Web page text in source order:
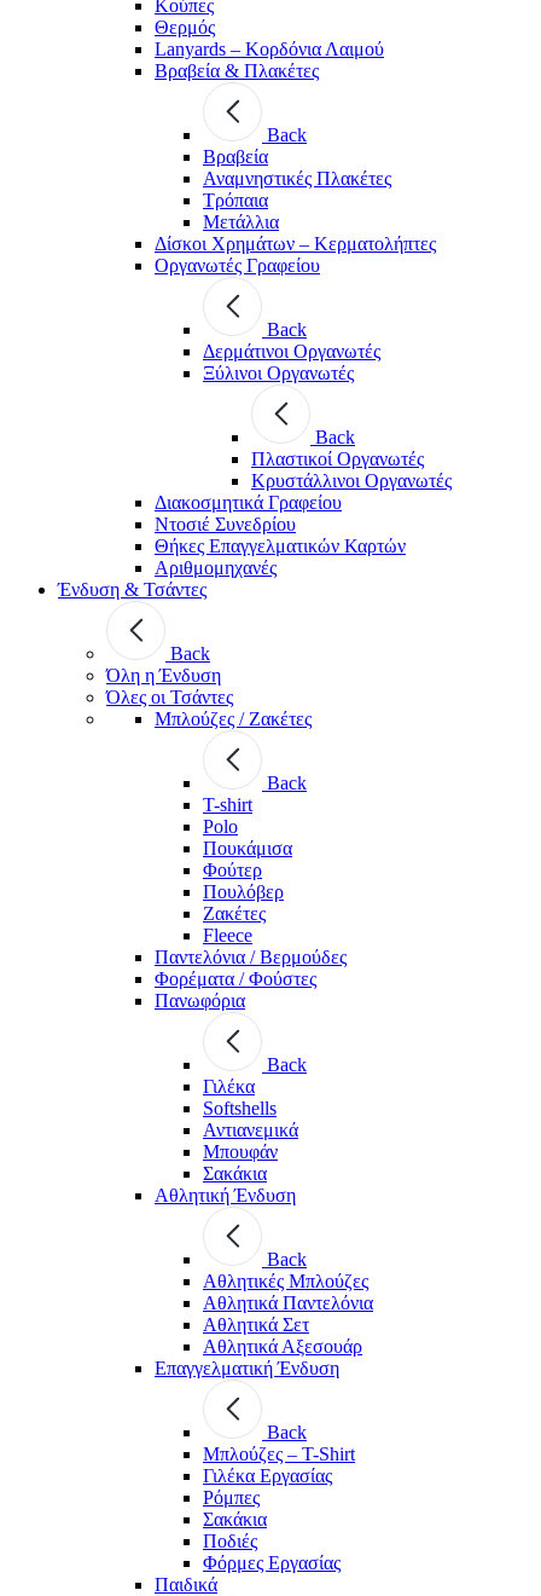
Κούπες
Θερμός
Lanyards – Kορδόνια Λαιμού
Βραβεία & Πλακέτες
Back
Βραβεία
Αναμνηστικές Πλακέτες
Τρόπαια
Μετάλλια
Δίσκοι Χρημάτων – Κερματολήπτες
Οργανωτές Γραφείου
Back
Δερμάτινοι Οργανωτές
Ξύλινοι Οργανωτές
Back
Πλαστικοί Οργανωτές
Κρυστάλλινοι Οργανωτές
Διακοσμητικά Γραφείου
Ντοσιέ Συνεδρίου
Θήκες Επαγγελματικών Καρτών
Αριθμομηχανές
Ένδυση & Τσάντες
Back
Όλη η Ένδυση
Όλες οι Τσάντες
Μπλούζες / Ζακέτες
Back
T-shirt
Polo
Πουκάμισα
Φούτερ
Πουλόβερ
Ζακέτες
Fleece
Παντελόνια / Βερμούδες
Φορέματα / Φούστες
Πανωφόρια
Back
Γιλέκα
Softshells
Αντιανεμικά
Μπουφάν
Σακάκια
Αθλητική Ένδυση
Back
Aθλητικές Μπλούζες
Αθλητικά Παντελόνια
Αθλητικά Σετ
Αθλητικά Αξεσουάρ
Επαγγελματική Ένδυση
Back
Μπλούζες – T-Shirt
Γιλέκα Εργασίας
Ρόμπες
Σακάκια
Ποδιές
Φόρμες Εργασίας
Παιδικά